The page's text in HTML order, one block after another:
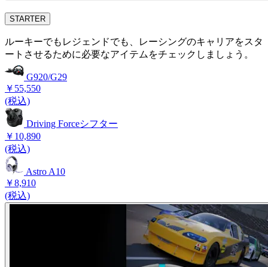
STARTER
ルーキーでもレジェンドでも、レーシングのキャリアをスタ
ートさせるために必要なアイテムをチェックしましょう。
G920/G29
￥55,550
(税込)
Driving Forceシフター
￥10,890
(税込)
Astro A10
￥8,910
(税込)